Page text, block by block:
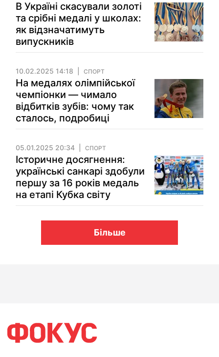
В Україні скасували золоті
та срібні медалі у школах:
як відзначатимуть
випускників
10.02.2025 14:18 СПОРТ
На медалях олімпійської
чемпіонки — чимало
відбитків зубів: чому так
сталось, подробиці
05.01.2025 20:34 СПОРТ
Історичне досягнення:
українські санкарі здобули
першу за 16 років медаль
на етапі Кубка світу
Більше